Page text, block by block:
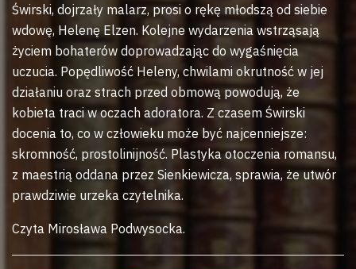
Świrski, dojrzały malarz, prosi o rękę młodszą od siebie
wdowę, Helenę Elzen. Kolejne wydarzenia wstrząsają
życiem bohaterów doprowadzając do wygaśnięcia
uczucia. Popędliwość Heleny, chwilami okrutność w jej
działaniu oraz strach przed obmową powodują, że
kobieta traci w oczach adoratora. Z czasem Świrski
docenia to, co w człowieku może być najcenniejsze:
skromność, prostolinijność. Plastyka otoczenia romansu,
z maestrią oddana przez Sienkiewicza, sprawia, że utwór
prawdziwie urzeka czytelnika.
Czyta Mirosława Podwysocka.